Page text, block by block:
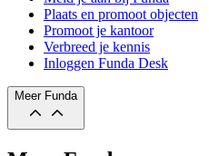
Plaats en promoot objecten
Promoot je kantoor
Verbreed je kennis
Inloggen Funda Desk
Meer Funda